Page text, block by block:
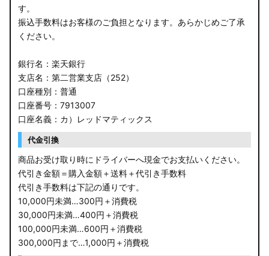
す。
振込手数料はお客様のご負担となります。あらかじめご了承
ください。
銀行名：楽天銀行
支店名：第二営業支店（252）
口座種別：普通
口座番号：7913007
口座名義：カ）レッドマティックス
代金引換
商品お受け取り時にドライバーへ現金でお支払いください。
代引き金額＝購入金額＋送料＋代引き手数料
代引き手数料は下記の通りです。
10,000円未満…300円＋消費税
30,000円未満…400円＋消費税
100,000円未満…600円＋消費税
300,000円まで…1,000円＋消費税